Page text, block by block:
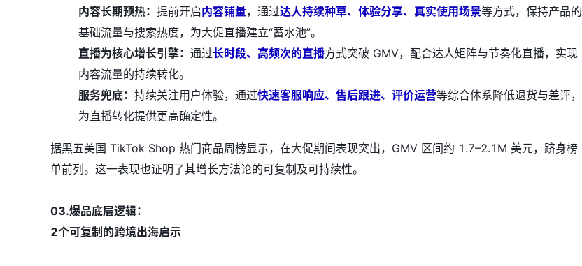
内容长期预热： 提前开启内容铺量，通过达人持续种草、体验分享、真实使用场景等方式，保持产品的
基础流量与搜索热度，为大促直播建立“蓄水池”。
直播为核心增长引擎： 通过长时段、高频次的直播方式突破 GMV，配合达人矩阵与节奏化直播，实现
内容流量的持续转化。
服务兜底： 持续关注用户体验，通过快速客服响应、售后跟进、评价运营等综合体系降低退货与差评，
为直播转化提供更高确定性。
据黑五美国 TikTok Shop 热门商品周榜显示，在大促期间表现突出，GMV 区间约 1.7–2.1M 美元，跻身榜
单前列。这一表现也证明了其增长方法论的可复制及可持续性。
03.爆品底层逻辑：
2个可复制的跨境出海启示